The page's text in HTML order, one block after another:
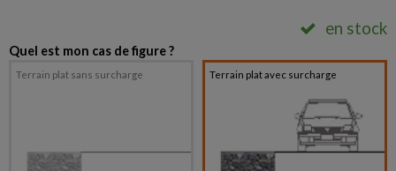
en stock
Quel est mon cas de figure ?
Terrain plat sans surcharge Terrain plat avec surcharge